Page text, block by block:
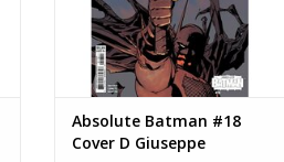
Absolute Batman #18
Cover D Giuseppe